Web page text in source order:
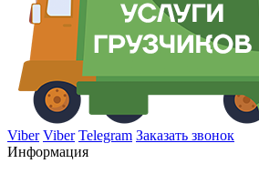
Viber Viber Telegram Заказать звонок
Информация